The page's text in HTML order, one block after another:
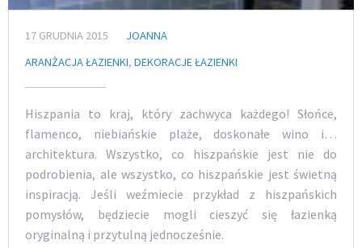
17 GRUDNIA 2015
JOANNA
ARANŻACJA ŁAZIENKI, DEKORACJE ŁAZIENKI
Hiszpania to kraj, który zachwyca każdego! Słońce,
flamenco, niebiańskie plaże, doskonałe wino i…
architektura. Wszystko, co hiszpańskie jest nie do
podrobienia, ale wszystko, co hiszpańskie jest świetną
inspiracją. Jeśli weźmiecie przykład z hiszpańskich
pomysłów, będziecie mogli cieszyć się łazienką
oryginalną i przytulną jednocześnie.